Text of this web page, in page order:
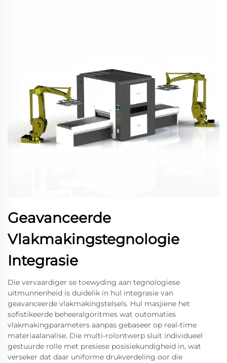
Geavanceerde
Vlakmakingstegnologie
Integrasie
Die vervaardiger se toewyding aan tegnologiese
uitmunnenheid is duidelik in hul integrasie van
geavanceerde vlakmakingstelsels. Hul masjiene het
sofistikeerde beheeralgoritmes wat outomaties
vlakmakingparameters aanpas gebaseer op real-time
materiaalanalise. Die multi-rolontwerp sluit individueel
gestuurde rolle met presiese posisiekundigheid in, wat
verseker dat daar uniforme drukverdeling oor die